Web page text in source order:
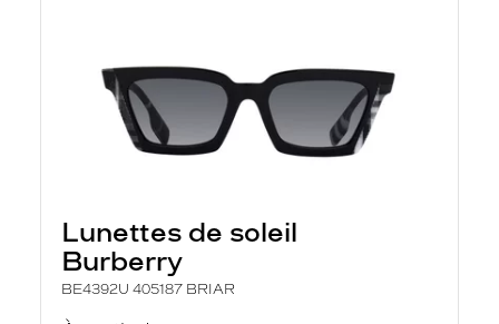
Lunettes de soleil
Burberry
BE4392U 405187 BRIAR